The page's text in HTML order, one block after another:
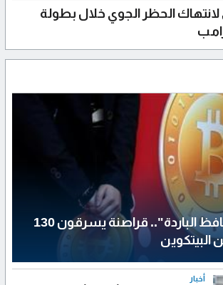
الحظر الجوي خلال بطولة
اختراق "المحافظ الباردة".. قراصنة يسرقون 130
البيتكوين
أخبار